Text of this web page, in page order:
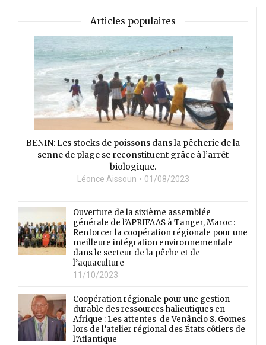
Articles populaires
BENIN: Les stocks de poissons dans la pêcherie de la
senne de plage se reconstituent grâce à l’arrêt
biologique.
Léonce Aissoun 01/08/2023
Ouverture de la sixième assemblée
générale de l’APRIFAAS à Tanger, Maroc :
Renforcer la coopération régionale pour une
meilleure intégration environnementale
dans le secteur de la pêche et de
l’aquaculture
11/10/2023
Coopération régionale pour une gestion
durable des ressources halieutiques en
Afrique : Les attentes de Venâncio S. Gomes
lors de l’atelier régional des États côtiers de
l’Atlantique